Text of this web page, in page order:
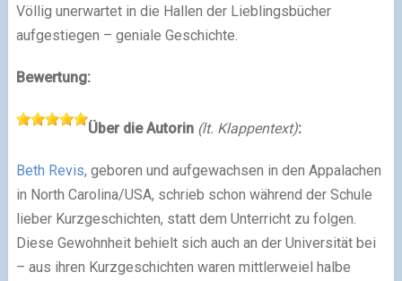
Völlig unerwartet in die Hallen der Lieblingsbücher
aufgestiegen – geniale Geschichte.
Bewertung:
Über die Autorin (lt. Klappentext):
Beth Revis, geboren und aufgewachsen in den Appalachen
in North Carolina/USA, schrieb schon während der Schule
lieber Kurzgeschichten, statt dem Unterricht zu folgen.
Diese Gewohnheit behielt sich auch an der Universität bei
– aus ihren Kurzgeschichten waren mittlerweiel halbe